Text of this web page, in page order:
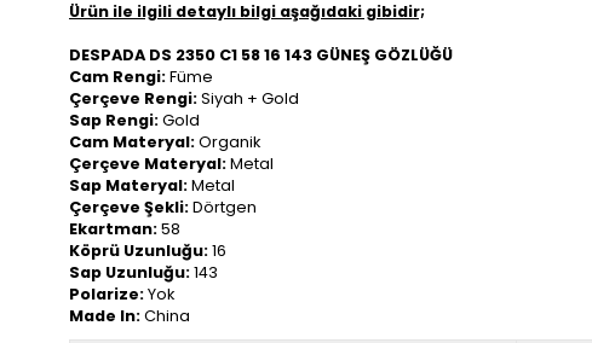
Ürün ile ilgili detaylı bilgi aşağıdaki gibidir;
DESPADA DS 2350 C1 58 16 143 GÜNEŞ GÖZLÜĞÜ
Cam Rengi:Füme
Çerçeve Rengi:Siyah + Gold
Sap Rengi:Gold
Cam Materyal:Organik
Çerçeve Materyal:Metal
Sap Materyal:Metal
Çerçeve Şekli:Dörtgen
Ekartman:58
Köprü Uzunluğu:16
Sap Uzunluğu:143
Polarize:Yok
Made In:China